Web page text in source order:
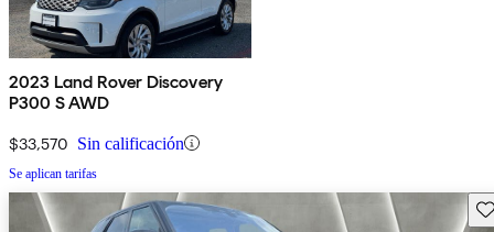
2023 Land Rover Discovery
P300 S AWD
$33,570 Sin calificación
Se aplican tarifas